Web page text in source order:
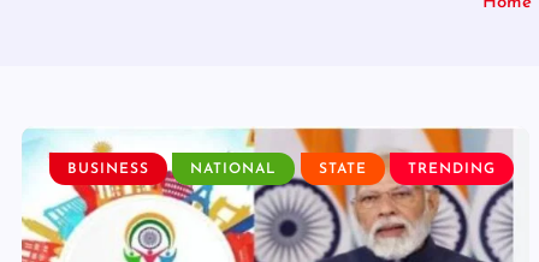
BUSINESS NATIONAL STATE TRENDING